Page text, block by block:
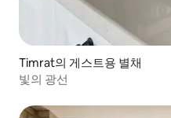
Timrat의 게스트용 별채
빛의 광선